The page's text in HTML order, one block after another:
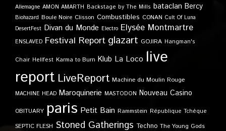
Allemagne AMON AMARTH Backstage by The Mills bataclan Bercy
Biohazard Boule Noire Clisson Combustibles CONAN Cult Of Luna
DesertFest Divan du Monde Electro Elysée Montmartre
ENSLAVED Festival Report glazart GOJIRA Hangman's
Chair Hellfest Karma to Burn Klub La Loco live
report LiveReport Machine du Moulin Rouge
MACHINE HEAD Maroquinerie MASTODON Nouveau Casino
OBITUARY paris Petit Bain Rammstein République Tchèque
SEPTIC FLESH Stoned Gatherings Techno The Young Gods